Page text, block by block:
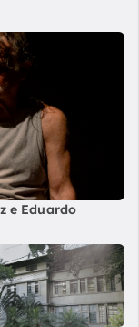
e Eduardo